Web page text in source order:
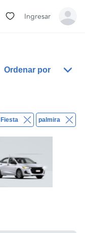
Ingresar
Ordenar por
Fiesta palmira